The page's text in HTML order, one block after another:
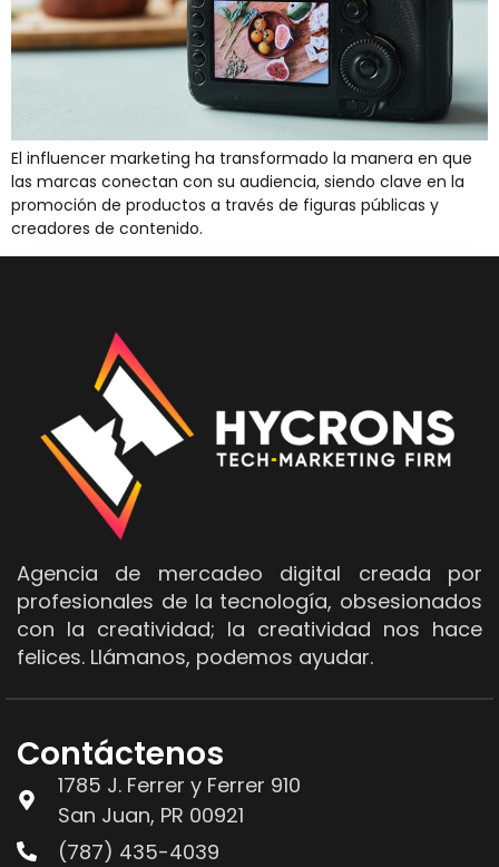
El influencer marketing ha transformado la manera en que
las marcas conectan con su audiencia, siendo clave en la
promoción de productos a través de figuras públicas y
creadores de contenido.
Agencia de mercadeo digital creada por
profesionales de la tecnología, obsesionados
con la creatividad; la creatividad nos hace
felices. Llámanos, podemos ayudar.
Contáctenos
1785 J. Ferrer y Ferrer 910
San Juan, PR 00921
(787) 435-4039